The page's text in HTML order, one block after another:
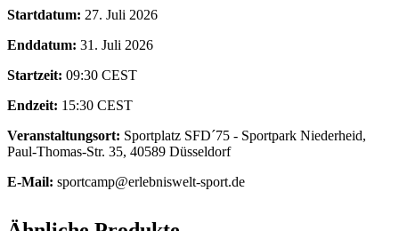
Startdatum: 27. Juli 2026
Enddatum: 31. Juli 2026
Startzeit: 09:30 CEST
Endzeit: 15:30 CEST
Veranstaltungsort: Sportplatz SFD´75 - Sportpark Niederheid,
Paul-Thomas-Str. 35, 40589 Düsseldorf
E-Mail: sportcamp@erlebniswelt-sport.de